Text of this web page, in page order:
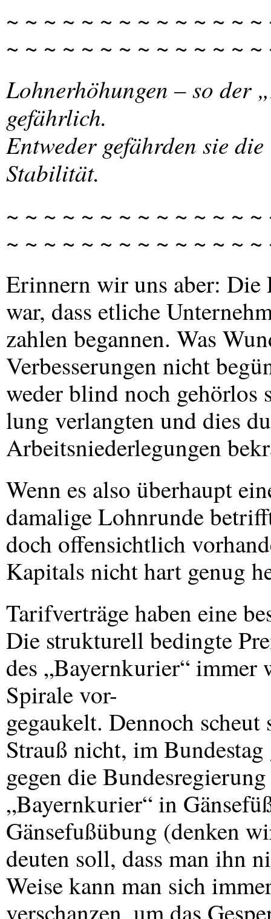
~ ~ ~ ~ ~ ~ ~ ~ ~ ~ ~ ~ ~
~ ~ ~ ~ ~ ~ ~ ~ ~ ~ ~ ~ ~ ~
Lohnerhöhungen – so der
gefährlich.
Entweder gefährden sie
Stabilität.
~ ~ ~ ~ ~ ~ ~ ~ ~ ~ ~ ~ ~
~ ~ ~ ~ ~ ~ ~ ~ ~ ~ ~ ~ ~ ~
Erinnern wir uns aber: Die
war, dass etliche
zahlen begannen. Was
Verbesserungen nicht
weder blind noch gehörlos
lung verlangten und dies
Arbeitsniederlegungen
Wenn es also überhaupt
damalige Lohnrunde
doch offensichtlich
Kapitals nicht hart genug
Tarifverträge haben eine
Die strukturell bedingte
des „Bayernkurier“
Spirale vor-
gegaukelt. Dennoch
Strauß nicht, im
gegen die
„Bayernkurier“ in
Gänsefußübung (denken
deuten soll, dass man ihn
Weise kann man sich
verschanzen, um das